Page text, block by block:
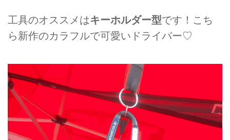
工具のオススメはキーホルダー型です！こち
ら新作のカラフルで可愛いドライバー♡